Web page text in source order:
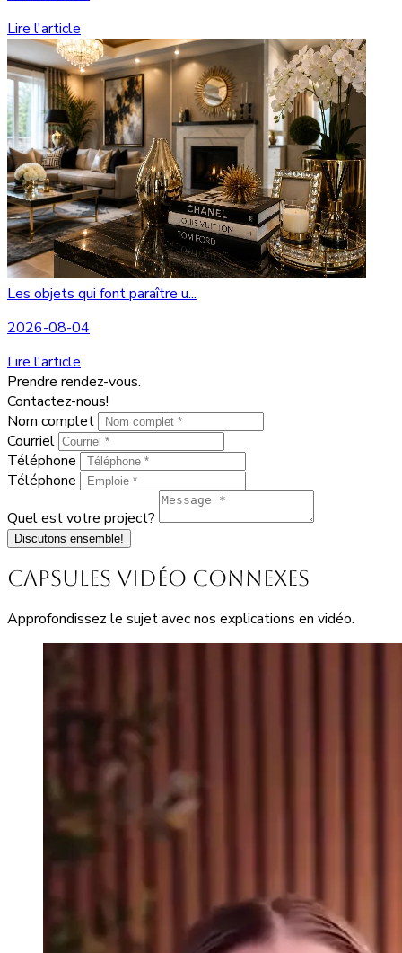
Lire l'article
Les objets qui font paraître u...
2026-08-04
Lire l'article
Prendre rendez-vous.
Contactez-nous!
Nom complet
Courriel
Téléphone
Téléphone
Quel est votre project?
Discutons ensemble!
Capsules vidéo connexes
Approfondissez le sujet avec nos explications en vidéo.